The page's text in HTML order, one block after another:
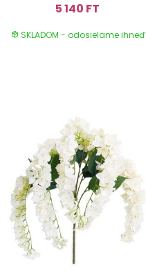
5 140 FT
SKLADOM - odosielame ihneď